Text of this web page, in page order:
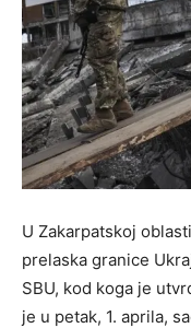
U Zakarpatskoj
prelaska granice
SBU, kod koga je
je u petak, 1. aprila,